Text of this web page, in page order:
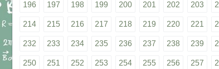
196 197 198 199 200 201 202 203
214 215 216 217 218 219 220 221
232 233 234 235 236 237 238 239
250 251 252 253 254 255 256 257